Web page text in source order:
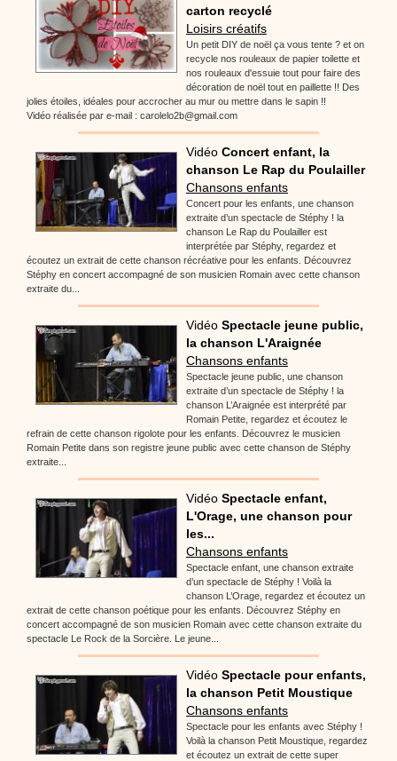
carton recyclé
Loisirs créatifs
Un petit DIY de noël ça vous tente ? et on
recycle nos rouleaux de papier toilette et
nos rouleaux d'essuie tout pour faire des
décoration de noël tout en paillette !! Des
jolies étoiles, idéales pour accrocher au mur ou mettre dans le sapin !!
Vidéo réalisée par e-mail : carolelo2b@gmail.com
Vidéo Concert enfant, la
chanson Le Rap du Poulailler
Chansons enfants
Concert pour les enfants, une chanson
extraite d’un spectacle de Stéphy ! la
chanson Le Rap du Poulailler est
interprétée par Stéphy, regardez et
écoutez un extrait de cette chanson récréative pour les enfants. Découvrez
Stéphy en concert accompagné de son musicien Romain avec cette chanson
extraite du...
Vidéo Spectacle jeune public,
la chanson L'Araignée
Chansons enfants
Spectacle jeune public, une chanson
extraite d’un spectacle de Stéphy ! la
chanson L’Araignée est interprété par
Romain Petite, regardez et écoutez le
refrain de cette chanson rigolote pour les enfants. Découvrez le musicien
Romain Petite dans son registre jeune public avec cette chanson de Stéphy
extraite...
Vidéo Spectacle enfant,
L'Orage, une chanson pour
les...
Chansons enfants
Spectacle enfant, une chanson extraite
d’un spectacle de Stéphy ! Voilà la
chanson L’Orage, regardez et écoutez un
extrait de cette chanson poétique pour les enfants. Découvrez Stéphy en
concert accompagné de son musicien Romain avec cette chanson extraite du
spectacle Le Rock de la Sorcière. Le jeune...
Vidéo Spectacle pour enfants,
la chanson Petit Moustique
Chansons enfants
Spectacle pour les enfants avec Stéphy !
Voilà la chanson Petit Moustique, regardez
et écoutez un extrait de cette super